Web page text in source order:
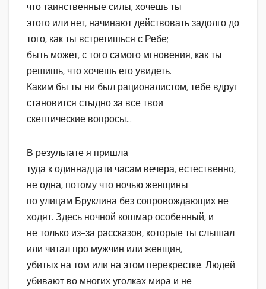
что таинственные силы, хочешь ты
этого или нет, начинают действовать задолго до
того, как ты встретишься с Ребе;
быть может, с того самого мгновения, как ты
решишь, что хочешь его увидеть.
Каким бы ты ни был рационалистом, тебе вдруг
становится стыдно за все твои
скептические вопросы…
В результате я пришла
туда к одиннадцати часам вечера, естественно,
не одна, потому что ночью женщины
по улицам Бруклина без сопровождающих не
ходят. Здесь ночной кошмар особенный, и
не только из-за рассказов, которые ты слышал
или читал про мужчин или женщин,
убитых на том или на этом перекрестке. Людей
убивают во многих уголках мира и не